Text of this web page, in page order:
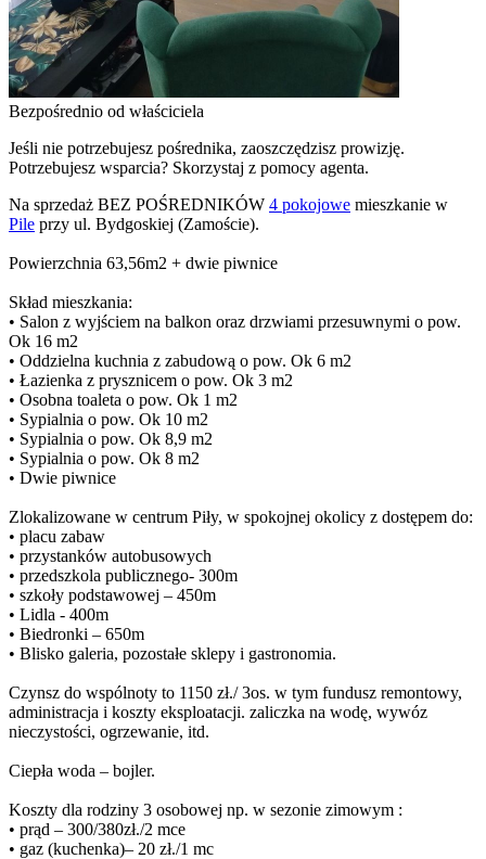
Bezpośrednio od właściciela
Jeśli nie potrzebujesz pośrednika, zaoszczędzisz prowizję.
Potrzebujesz wsparcia? Skorzystaj z pomocy agenta.
Na sprzedaż BEZ POŚREDNIKÓW 4 pokojowe mieszkanie w
Pile przy ul. Bydgoskiej (Zamoście).
Powierzchnia 63,56m2 + dwie piwnice
Skład mieszkania:
• Salon z wyjściem na balkon oraz drzwiami przesuwnymi o pow.
Ok 16 m2
• Oddzielna kuchnia z zabudową o pow. Ok 6 m2
• Łazienka z prysznicem o pow. Ok 3 m2
• Osobna toaleta o pow. Ok 1 m2
• Sypialnia o pow. Ok 10 m2
• Sypialnia o pow. Ok 8,9 m2
• Sypialnia o pow. Ok 8 m2
• Dwie piwnice
Zlokalizowane w centrum Piły, w spokojnej okolicy z dostępem do:
• placu zabaw
• przystanków autobusowych
• przedszkola publicznego- 300m
• szkoły podstawowej – 450m
• Lidla - 400m
• Biedronki – 650m
• Blisko galeria, pozostałe sklepy i gastronomia.
Czynsz do wspólnoty to 1150 zł./ 3os. w tym fundusz remontowy,
administracja i koszty eksploatacji. zaliczka na wodę, wywóz
nieczystości, ogrzewanie, itd.
Ciepła woda – bojler.
Koszty dla rodziny 3 osobowej np. w sezonie zimowym :
• prąd – 300/380zł./2 mce
• gaz (kuchenka)– 20 zł./1 mc